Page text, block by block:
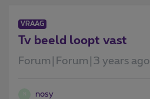
VRAAG
Tv beeld loopt vast
Forum|Forum|3 years ago
nosy